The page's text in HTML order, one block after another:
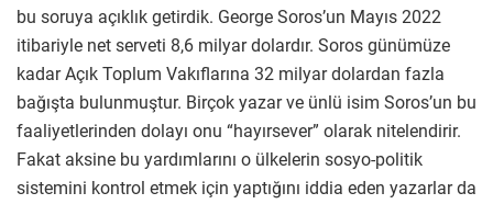
bu soruya açıklık getirdik. George Soros’un Mayıs 2022
itibariyle net serveti 8,6 milyar dolardır. Soros günümüze
kadar Açık Toplum Vakıflarına 32 milyar dolardan fazla
bağışta bulunmuştur. Birçok yazar ve ünlü isim Soros’un bu
faaliyetlerinden dolayı onu “hayırsever” olarak nitelendirir.
Fakat aksine bu yardımlarını o ülkelerin sosyo-politik
sistemini kontrol etmek için yaptığını iddia eden yazarlar da